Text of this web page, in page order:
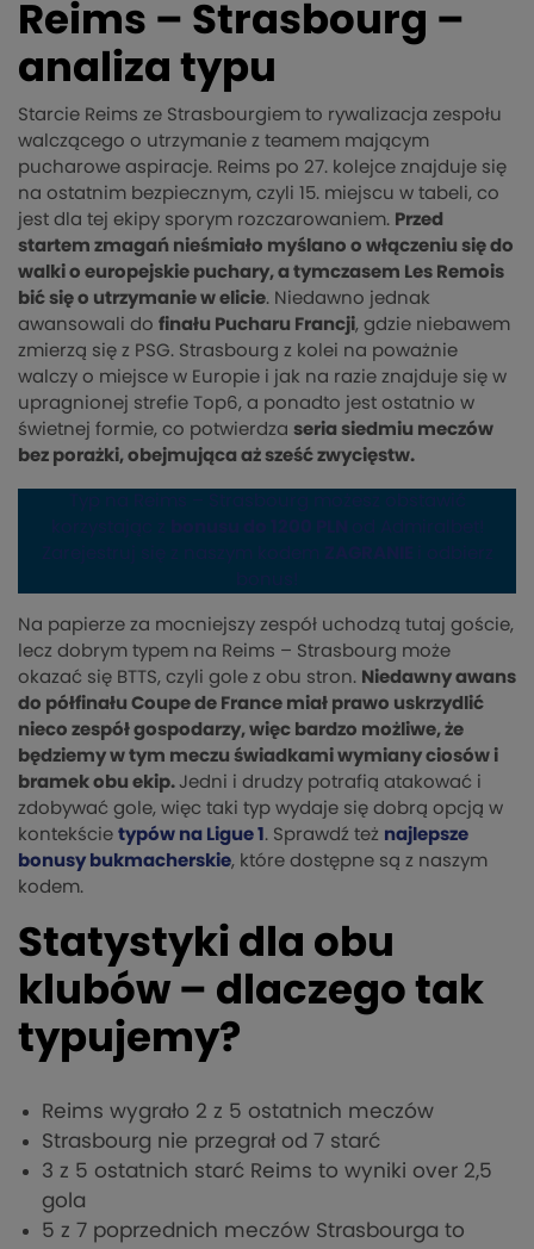
Reims – Strasbourg –
analiza typu
Starcie Reims ze Strasbourgiem to rywalizacja zespołu
walczącego o utrzymanie z teamem mającym
pucharowe aspiracje. Reims po 27. kolejce znajduje się
na ostatnim bezpiecznym, czyli 15. miejscu w tabeli, co
jest dla tej ekipy sporym rozczarowaniem. Przed
startem zmagań nieśmiało myślano o włączeniu się do
walki o europejskie puchary, a tymczasem Les Remois
bić się o utrzymanie w elicie. Niedawno jednak
awansowali do finału Pucharu Francji, gdzie niebawem
zmierzą się z PSG. Strasbourg z kolei na poważnie
walczy o miejsce w Europie i jak na razie znajduje się w
upragnionej strefie Top6, a ponadto jest ostatnio w
świetnej formie, co potwierdza seria siedmiu meczów
bez porażki, obejmująca aż sześć zwycięstw.
Na papierze za mocniejszy zespół uchodzą tutaj goście,
lecz dobrym typem na Reims – Strasbourg może
okazać się BTTS, czyli gole z obu stron. Niedawny awans
do półfinału Coupe de France miał prawo uskrzydlić
nieco zespół gospodarzy, więc bardzo możliwe, że
będziemy w tym meczu świadkami wymiany ciosów i
bramek obu ekip. Jedni i drudzy potrafią atakować i
zdobywać gole, więc taki typ wydaje się dobrą opcją w
kontekście typów na Ligue 1 . Sprawdź też najlepsze
bonusy bukmacherskie, które dostępne są z naszym
kodem.
Statystyki dla obu
klubów – dlaczego tak
typujemy?
Reims wygrało 2 z 5 ostatnich meczów
Strasbourg nie przegrał od 7 starć
3 z 5 ostatnich starć Reims to wyniki over 2,5
gola
5 z 7 poprzednich meczów Strasbourga to